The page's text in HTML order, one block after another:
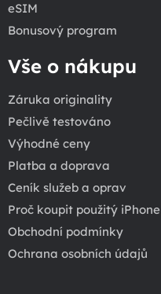
eSIM
Bonusový program
Vše o nákupu
Záruka originality
Pečlivě testováno
Výhodné ceny
Platba a doprava
Ceník služeb a oprav
Proč koupit použitý iPhone
Obchodní podmínky
Ochrana osobních údajů